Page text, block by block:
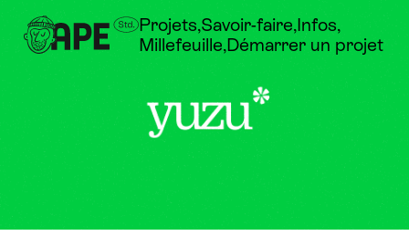
Projets Savoir-faire Infos
Millefeuille Démarrer un projet